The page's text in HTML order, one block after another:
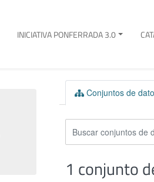
INICIATIVA PONFERRADA 3.0
Conjuntos de
1 conjunto